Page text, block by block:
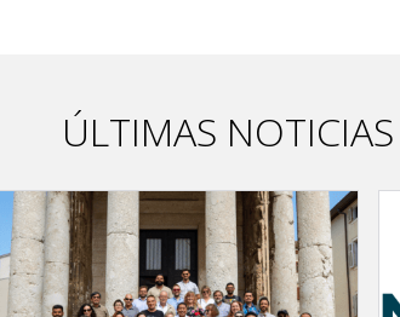
ÚLTIMAS